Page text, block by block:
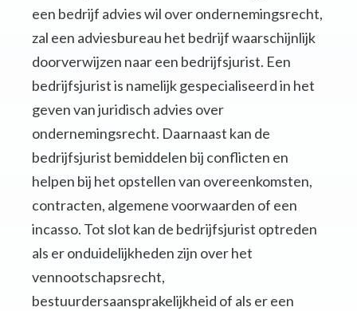
een bedrijf advies wil over ondernemingsrecht,
zal een adviesbureau het bedrijf waarschijnlijk
doorverwijzen naar een bedrijfsjurist. Een
bedrijfsjurist is namelijk gespecialiseerd in het
geven van juridisch advies over
ondernemingsrecht. Daarnaast kan de
bedrijfsjurist bemiddelen bij conflicten en
helpen bij het opstellen van overeenkomsten,
contracten, algemene voorwaarden of een
incasso. Tot slot kan de bedrijfsjurist optreden
als er onduidelijkheden zijn over het
vennootschapsrecht,
bestuurdersaansprakelijkheid of als er een